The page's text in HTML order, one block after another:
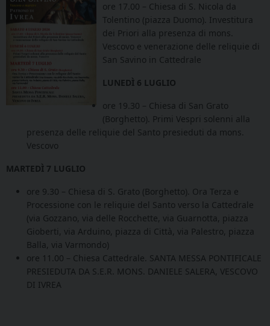
ore 17.00 – Chiesa di S. Nicola da
Tolentino (piazza Duomo). Investitura
dei Priori alla presenza di mons.
Vescovo e venerazione delle reliquie di
San Savino in Cattedrale
LUNEDÌ 6 LUGLIO
ore 19.30 – Chiesa di San Grato
(Borghetto). Primi Vespri solenni alla
presenza delle reliquie del Santo presieduti da mons.
Vescovo
MARTEDÌ 7 LUGLIO
ore 9.30 – Chiesa di S. Grato (Borghetto). Ora Terza e
Processione con le reliquie del Santo verso la Cattedrale
(via Gozzano, via delle Rocchette, via Guarnotta, piazza
Gioberti, via Arduino, piazza di Città, via Palestro, piazza
Balla, via Varmondo)
ore 11.00 – Chiesa Cattedrale. SANTA MESSA PONTIFICALE
PRESIEDUTA DA S.E.R. MONS. DANIELE SALERA, VESCOVO
DI IVREA